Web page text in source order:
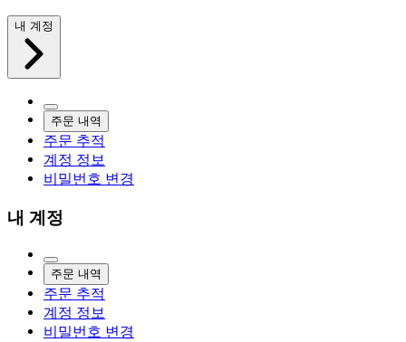
내 계정
주문 내역
주문 추적
계정 정보
비밀번호 변경
내 계정
주문 내역
주문 추적
계정 정보
비밀번호 변경